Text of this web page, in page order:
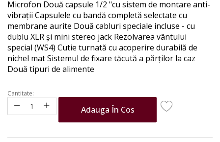
Microfon Două capsule 1/2 "cu sistem de montare anti-
vibrații Capsulele cu bandă completă selectate cu
membrane aurite Două cabluri speciale incluse - cu
dublu XLR și mini stereo jack Rezolvarea vântului
special (WS4) Cutie turnată cu acoperire durabilă de
nichel mat Sistemul de fixare tăcută a părților la caz
Două tipuri de alimente
Cantitate:
Adauga În Cos